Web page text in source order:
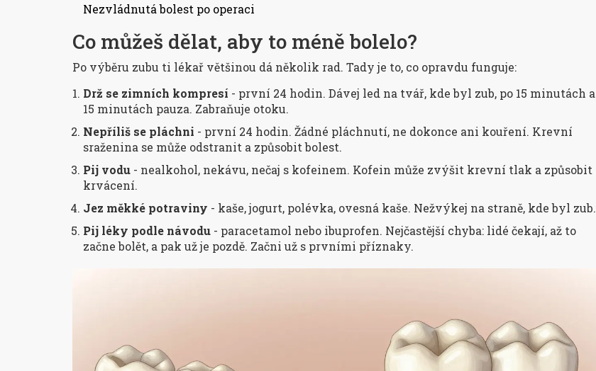
Nezvládnutá bolest po operaci
Co můžeš dělat, aby to méně bolelo?
Po výběru zubu ti lékař většinou dá několik rad. Tady je to, co opravdu funguje:
Drž se zimních kompresí - první 24 hodin. Dávej led na tvář, kde byl zub, po 15 minutách a
15 minutách pauza. Zabraňuje otoku.
Nepříliš se pláchni - první 24 hodin. Žádné pláchnutí, ne dokonce ani kouření. Krevní
sraženina se může odstranit a způsobit bolest.
Pij vodu - nealkohol, nekávu, nečaj s kofeinem. Kofein může zvýšit krevní tlak a způsobit
krvácení.
Jez měkké potraviny - kaše, jogurt, polévka, ovesná kaše. Nežvýkej na straně, kde byl zub.
Pij léky podle návodu - paracetamol nebo ibuprofen. Nejčastější chyba: lidé čekají, až to
začne bolět, a pak už je pozdě. Začni už s prvními příznaky.